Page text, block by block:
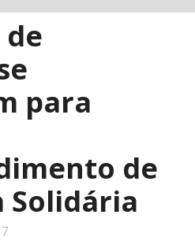
para
de
Solidária